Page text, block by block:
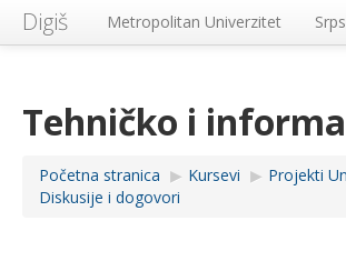
Digiš Metropolitan Univerzitet
Tehničko i
Početna stranica ▶︎ Kursevi ▶︎ Projekti
Diskusije i dogovori